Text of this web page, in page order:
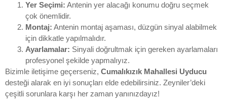
Yer Seçimi: Antenin yer alacağı konumu doğru seçmek
çok önemlidir.
Montaj: Antenin montaj aşaması, düzgün sinyal alabilmek
için dikkatle yapılmalıdır.
Ayarlamalar: Sinyali doğrultmak için gereken ayarlamaları
profesyonel şekilde yapmalıyız.
Bizimle iletişime geçerseniz, Cumalıkızık Mahallesi Uyducu
desteği alarak en iyi sonuçları elde edebilirsiniz. Zeyniler’deki
çeşitli sorunlara karşı her zaman yanınızdayız!